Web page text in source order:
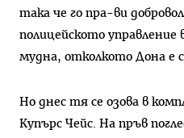
така че го пра-ви
полицейското
мудна, отколкото Дона е
Но днес тя се озова в
Купърс Чейс. На пръв